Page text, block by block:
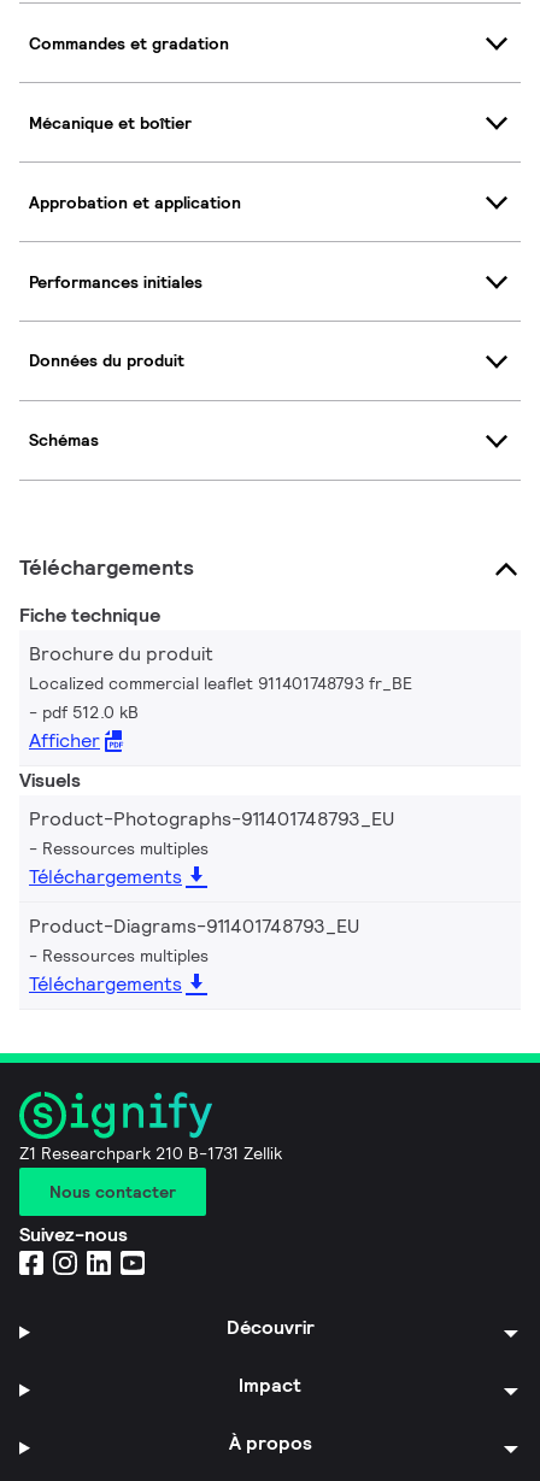
Commandes et gradation
Mécanique et boîtier
Approbation et application
Performances initiales
Données du produit
Schémas
Téléchargements
Fiche technique
Brochure du produit
Localized commercial leaflet 911401748793 fr_BE
pdf 512.0 kB
Afficher
Visuels
Product-Photographs-911401748793_EU
Ressources multiples
Téléchargements
Product-Diagrams-911401748793_EU
Ressources multiples
Téléchargements
Z1 Researchpark 210 B-1731 Zellik
Nous contacter
Suivez-nous
Découvrir
Impact
À propos